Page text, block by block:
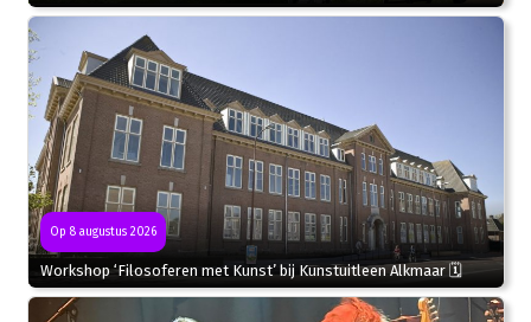
Op 8 augustus 2026
Workshop ‘Filosoferen met Kunst’ bij Kunstuitleen Alkmaar 🗓